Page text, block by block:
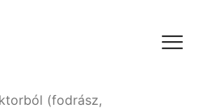
(fodrász,